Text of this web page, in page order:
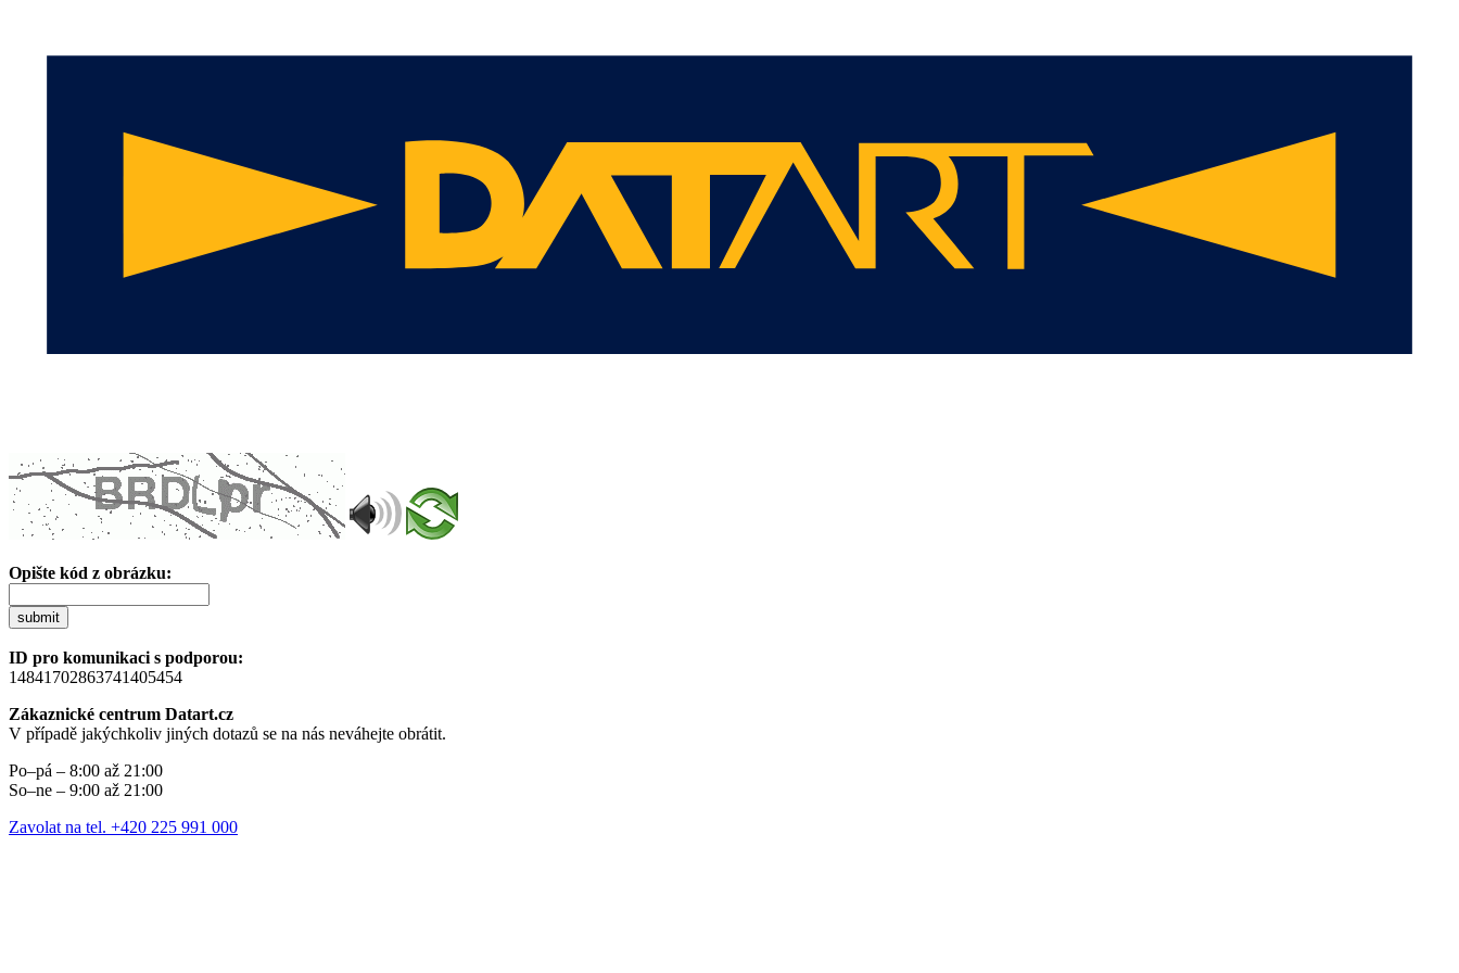
Opište kód z obrázku:
submit
ID pro komunikaci s podporou:
14841702863741405454
Zákaznické centrum Datart.cz
V případě jakýchkoliv jiných dotazů se na nás neváhejte obrátit.
Po–pá – 8:00 až 21:00
So–ne – 9:00 až 21:00
Zavolat na tel. +420 225 991 000